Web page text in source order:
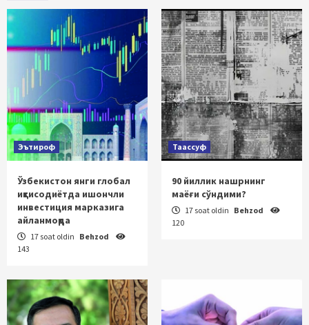
Эътироф
Ўзбекистон янги глобал
иқтисодиётда ишончли
инвестиция марказига
айланмоқда
17 soat oldin Behzod
143
Таассуф
90 йиллик нашрнинг
маёғи сўндими?
17 soat oldin Behzod
120